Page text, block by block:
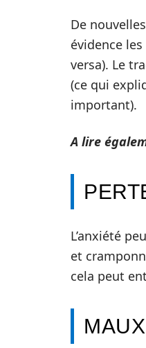
De
évidence
versa). Le
(ce qui
important).
A lire
L’anxiété
et
cela peut